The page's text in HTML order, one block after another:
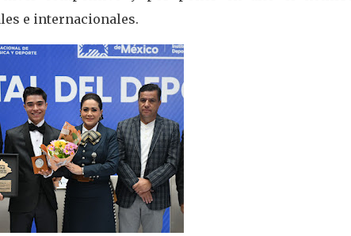
e internacionales.